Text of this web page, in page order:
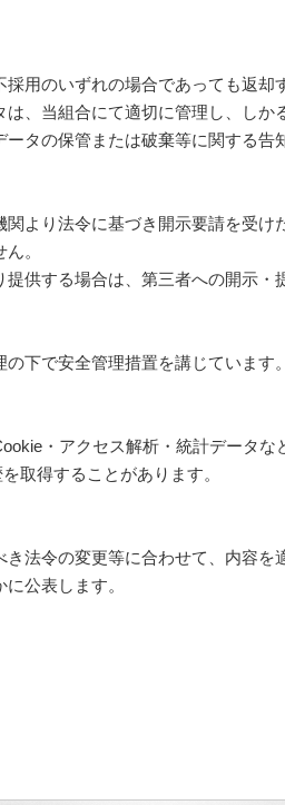
用のいずれの場合であっても返却
、当組合にて適切に管理し、しか
タの保管または破棄等に関する告
より法令に基づき開示要請を受
。
供する場合は、第三者への開示・
下で安全管理措置を講じています。
・アクセス解析・統計データな
取得することがあります。
法令の変更等に合わせて、内容を
公表します。